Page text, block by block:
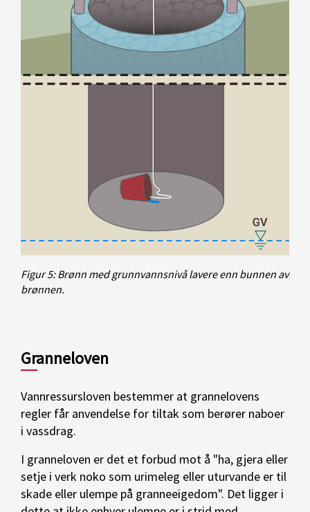
Figur 5: Brønn med grunnvannsnivå lavere enn bunnen av
brønnen.
Granneloven
Vannressursloven bestemmer at grannelovens
regler får anvendelse for tiltak som berører naboer
i vassdrag.
I granneloven er det et forbud mot å "ha, gjera eller
setje i verk noko som urimeleg eller uturvande er til
skade eller ulempe på granneeigedom". Det ligger i